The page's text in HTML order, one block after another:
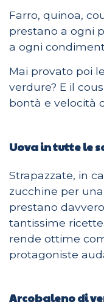
Farro, quinoa,
prestano a ogni
a ogni
Mai provato poi
verdure? E il
bontà e velocità
Uova in tutte le
Strapazzate, in
zucchine per
prestano
tantissime
rende ottime
protagoniste
Arcobaleno di